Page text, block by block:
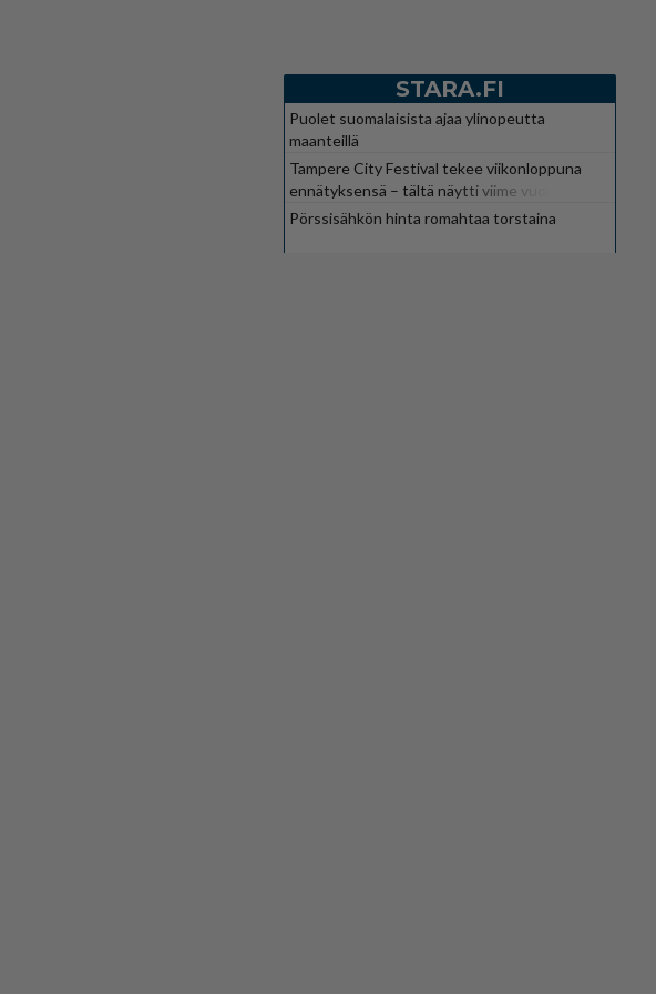
STARA.FI
Puolet suomalaisista ajaa ylinopeutta
maanteillä
Tampere City Festival tekee viikonloppuna
ennätyksensä – tältä näytti viime vuonna
Pörssisähkön hinta romahtaa torstaina